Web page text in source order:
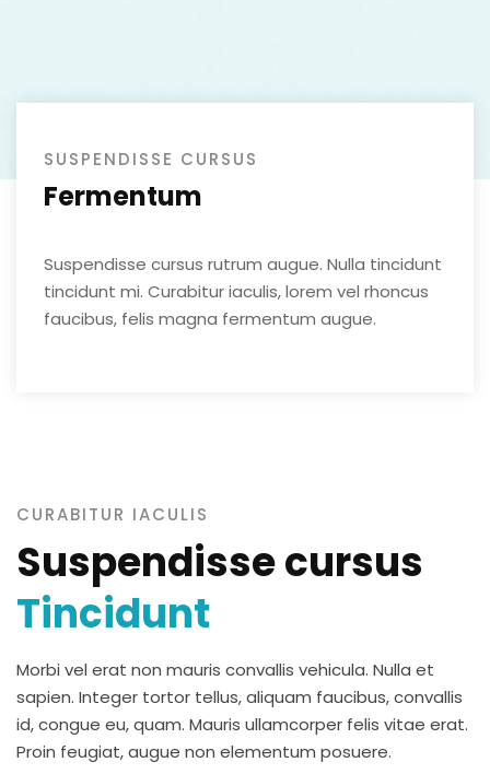
SUSPENDISSE CURSUS
Fermentum
Suspendisse cursus rutrum augue. Nulla tincidunt
tincidunt mi. Curabitur iaculis, lorem vel rhoncus
faucibus, felis magna fermentum augue.
CURABITUR IACULIS
Suspendisse cursus
Tincidunt
Morbi vel erat non mauris convallis vehicula. Nulla et
sapien. Integer tortor tellus, aliquam faucibus, convallis
id, congue eu, quam. Mauris ullamcorper felis vitae erat.
Proin feugiat, augue non elementum posuere.